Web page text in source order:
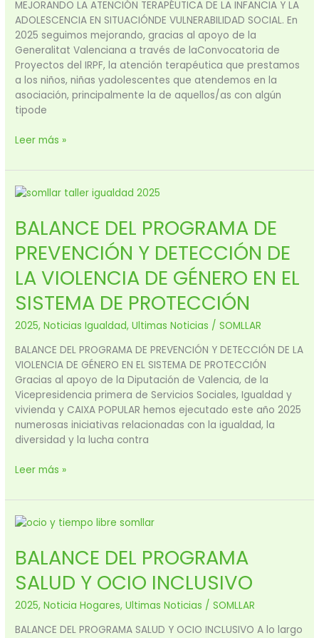
MEJORANDO LA ATENCIÓN TERAPÉUTICA DE LA INFANCIA Y LA
ADOLESCENCIA EN SITUACIÓNDE VULNERABILIDAD SOCIAL. En
2025 seguimos mejorando, gracias al apoyo de la
Generalitat Valenciana a través de laConvocatoria de
Proyectos del IRPF, la atención terapéutica que prestamos
a los niños, niñas yadolescentes que atendemos en la
asociación, principalmente la de aquellos/as con algún
tipode
SOCIAL.​
Leer más »
BALANCE DEL PROGRAMA DE
PREVENCIÓN Y DETECCIÓN DE
LA VIOLENCIA DE GÉNERO EN EL
SISTEMA DE PROTECCIÓN
2025,Noticias Igualdad,Ultimas Noticias /SOMLLAR
BALANCE DEL PROGRAMA DE PREVENCIÓN Y DETECCIÓN DE LA
VIOLENCIA DE GÉNERO EN EL SISTEMA DE PROTECCIÓN
Gracias al apoyo de la Diputación de Valencia, de la
Vicepresidencia primera de Servicios Sociales, Igualdad y
vivienda y CAIXA POPULAR hemos ejecutado este año 2025
numerosas iniciativas relacionadas con la igualdad, la
diversidad y la lucha contra
BALANCE
PROGRAMA
DE
PREVENCIÓN
DETECCIÓN
DE
LA
VIOLENCIA
GÉNERO
EN
EL
SISTEMA
DE
PROTECCIÓN
Leer más »
BALANCE DEL PROGRAMA
SALUD Y OCIO INCLUSIVO
2025,Noticia Hogares,Ultimas Noticias /SOMLLAR
BALANCE DEL PROGRAMA SALUD Y OCIO INCLUSIVO A lo largo
BALANCE
PROGRAMA
SALUD
Y
INCLUSIVO